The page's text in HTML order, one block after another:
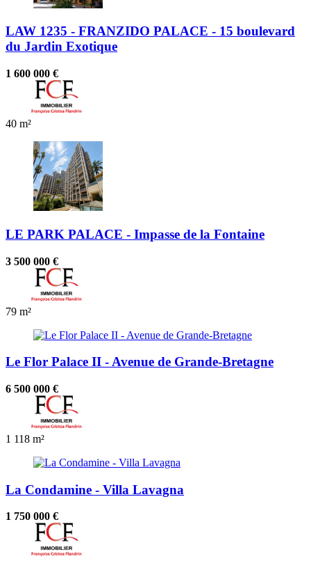
LAW 1235 - FRANZIDO PALACE - 15 boulevard
du Jardin Exotique
1 600 000 €
40 m²
LE PARK PALACE - Impasse de la Fontaine
3 500 000 €
79 m²
Le Flor Palace II - Avenue de Grande-Bretagne
6 500 000 €
1 118 m²
La Condamine - Villa Lavagna
1 750 000 €